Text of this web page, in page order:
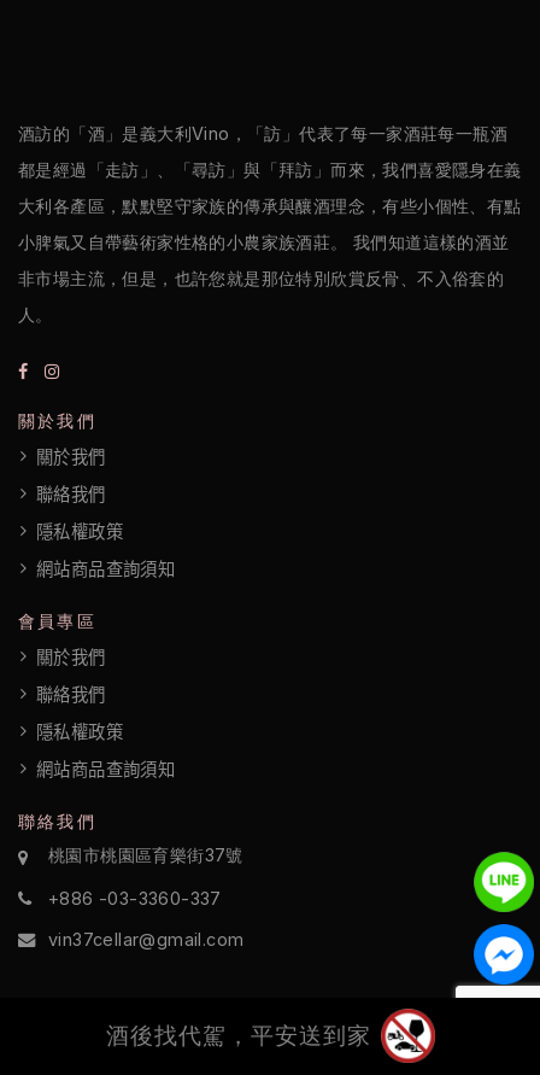
酒訪的「酒」是義大利Vino，「訪」代表了每一家酒莊每一瓶酒
都是經過「走訪」、「尋訪」與「拜訪」而來，我們喜愛隱身在義
大利各產區，默默堅守家族的傳承與釀酒理念，有些小個性、有點
小脾氣又自帶藝術家性格的小農家族酒莊。 我們知道這樣的酒並
非市場主流，但是，也許您就是那位特別欣賞反骨、不入俗套的
人。
關於我們
關於我們
聯絡我們
隱私權政策
網站商品查詢須知
會員專區
關於我們
聯絡我們
隱私權政策
網站商品查詢須知
聯絡我們
桃園市桃園區育樂街37號
+886 -03-3360-337
vin37cellar@gmail.com
©2022 酒訪國際 All Rights Reserved.
酒後找代駕，平安送到家